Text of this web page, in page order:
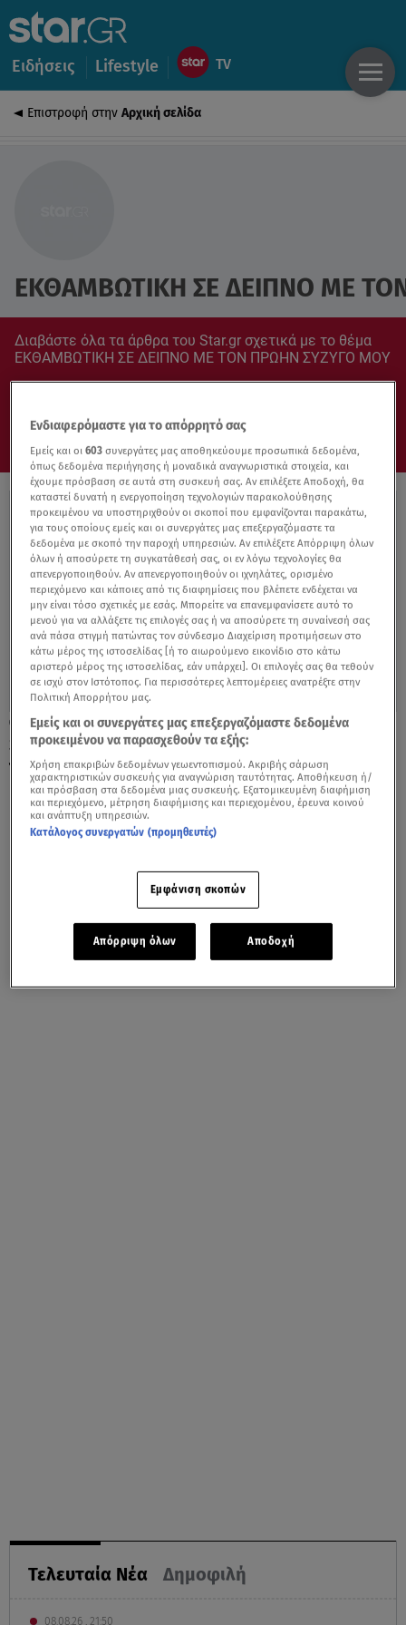
Ειδήσεις Lifestyle
Επιστροφή στην Αρχική σελίδα
ΕΚΘΑΜΒΩΤΙΚΗ ΣΕ ΔΕΙΠΝΟ ΜΕ
Διαβάστε όλα τα άρθρα του Star.gr σχετικά με το θέμα
ΕΚΘΑΜΒΩΤΙΚΗ ΣΕ ΔΕΙΠΝΟ ΜΕ ΤΟΝ ΠΡΩΗΝ ΣΥΖΥΓΟ ΜΟΥ
07.03.22, 18:40
Shopping star: «Εκθαμβωτική σε δείπνο με
τον πρώην σύζυγό μου»
Τελευταία Νέα Δημοφιλή
08.08.26 , 21:50
Ενδιαφερόμαστε για το απόρρητό σας
Εμείς και οι603 συνεργάτες μας αποθηκεύουμε προσωπικά δεδομένα,
όπως δεδομένα περιήγησης ή μοναδικά αναγνωριστικά στοιχεία, και
έχουμε πρόσβαση σε αυτά στη συσκευή σας. Αν επιλέξετε Αποδοχή, θα
καταστεί δυνατή η ενεργοποίηση τεχνολογιών παρακολούθησης
προκειμένου να υποστηριχθούν οι σκοποί που εμφανίζονται παρακάτω,
για τους οποίους εμείς και οι συνεργάτες μας επεξεργαζόμαστε τα
δεδομένα με σκοπό την παροχή υπηρεσιών. Αν επιλέξετε Απόρριψη όλων
όλων ή αποσύρετε τη συγκατάθεσή σας, οι εν λόγω τεχνολογίες θα
απενεργοποιηθούν. Αν απενεργοποιηθούν οι ιχνηλάτες, ορισμένο
περιεχόμενο και κάποιες από τις διαφημίσεις που βλέπετε ενδέχεται να
μην είναι τόσο σχετικές με εσάς. Μπορείτε να επανεμφανίσετε αυτό το
μενού για να αλλάξετε τις επιλογές σας ή να αποσύρετε τη συναίνεσή σας
ανά πάσα στιγμή πατώντας τον σύνδεσμο Διαχείριση προτιμήσεων στο
κάτω μέρος της ιστοσελίδας [ή το αιωρούμενο εικονίδιο στο κάτω
αριστερό μέρος της ιστοσελίδας, εάν υπάρχει]. Οι επιλογές σας θα τεθούν
σε ισχύ στον Ιστότοπος. Για περισσότερες λεπτομέρειες ανατρέξτε στην
Πολιτική Απορρήτου μας.
Εμείς και οι συνεργάτες μας επεξεργαζόμαστε δεδομένα
προκειμένου να παρασχεθούν τα εξής:
Χρήση επακριβών δεδομένων γεωεντοπισμού. Ακριβής σάρωση
χαρακτηριστικών συσκευής για αναγνώριση ταυτότητας. Αποθήκευση ή/
και πρόσβαση στα δεδομένα μιας συσκευής. Εξατομικευμένη διαφήμιση
και περιεχόμενο, μέτρηση διαφήμισης και περιεχομένου, έρευνα κοινού
και ανάπτυξη υπηρεσιών.
Κατάλογος συνεργατών (προμηθευτές)
Εμφάνιση σκοπών
Απόρριψη όλων Αποδοχή